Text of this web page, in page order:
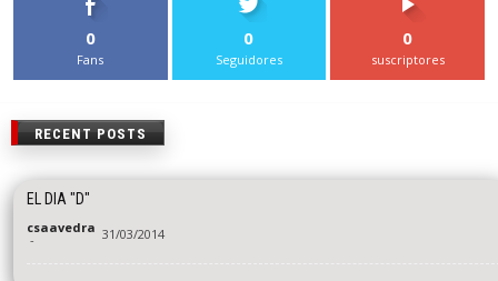
0
Fans
0
Seguidores
0
suscriptores
RECENT POSTS
EL DIA "D"
csaavedra
- 31/03/2014